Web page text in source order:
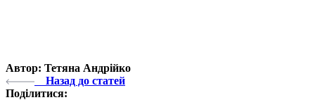
Автор: Тетяна Андрійко
Назад до статей
Поділитися: